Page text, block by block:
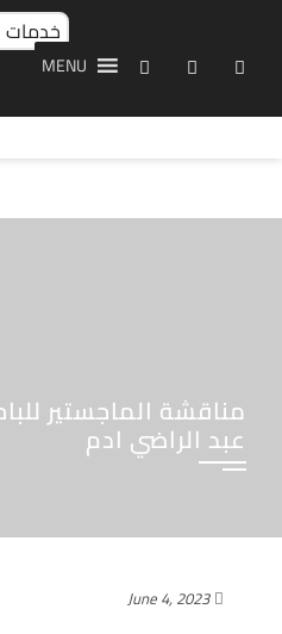
خدمات
MENU
مناقشة الماجستير
عبد الراضي ادم
June 4, 2023